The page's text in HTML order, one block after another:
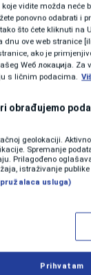
najavljen
visokih
Hoće li
| 30. jan.| 0
su Izrael i
dao
cijene čak 250
vidite možda neće
ponovno odabrati i
što ćete kliknuti na
dnu ove web stranice
ako je
Wеб локација. Za
s ličnim podacima.
obrađujemo
geolokaciji.
Spremanje
Prilagođeno
istraživanje
usluga)
Prihvatam